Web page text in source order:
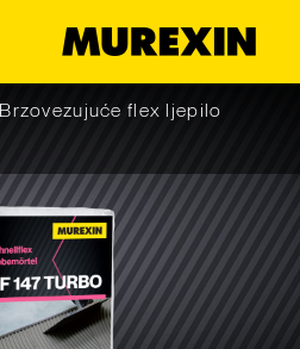
Brzovezujuće flex ljepilo